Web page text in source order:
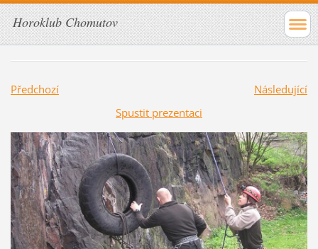
Horoklub Chomutov
Předchozí
Následující
Spustit prezentaci